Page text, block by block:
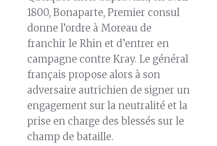
1800, Bonaparte, Premier consul
donne l’ordre à Moreau de
franchir le Rhin et d’entrer en
campagne contre Kray. Le général
français propose alors à son
adversaire autrichien de signer un
engagement sur la neutralité et la
prise en charge des blessés sur le
champ de bataille.